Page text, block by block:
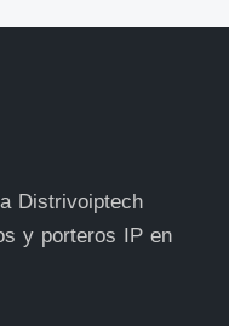
Distrivoiptech
y porteros IP en